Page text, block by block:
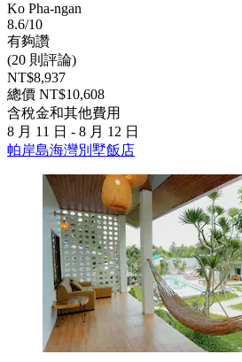
Ko Pha-ngan
8.6/10
有夠讚
(20 則評論)
NT$8,937
總價 NT$10,608
含稅金和其他費用
8 月 11 日 - 8 月 12 日
帕岸島海灣別墅飯店